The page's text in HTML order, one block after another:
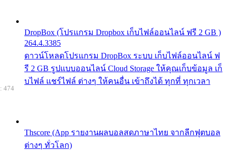
DropBox (โปรแกรม Dropbox เก็บไฟล์ออนไลน์ ฟรี 2 GB )
264.4.3385
ดาวน์โหลดโปรแกรม DropBox ระบบ เก็บไฟล์ออนไลน์ ฟ
รี 2 GB รูปแบบออนไลน์ Cloud Storage ให้คุณเก็บข้อมูล เก็
บไฟล์ แชร์ไฟล์ ต่างๆ ให้คนอื่น เข้าถึงได้ ทุกที่ ทุกเวลา
Thscore (App รายงานผลบอลสดภาษาไทย จากลีกฟุตบอล
ต่างๆ ทั่วโลก)
474